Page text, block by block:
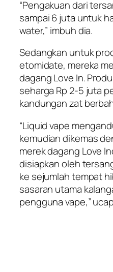
“Pengakuan dari
sampai 6 juta untuk
water,” imbuh dia.
Sedangkan untuk
etomidate, mereka
dagang Love In.
seharga Rp 2-5 juta
kandungan zat
“Liquid vape
kemudian dikemas
merek dagang Love
disiapkan oleh
ke sejumlah tempat
sasaran utama
pengguna vape,”